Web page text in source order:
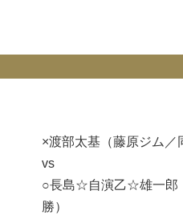
×渡部太基（藤原ジム／
vs
○長島☆自演乙☆雄一郎
勝）